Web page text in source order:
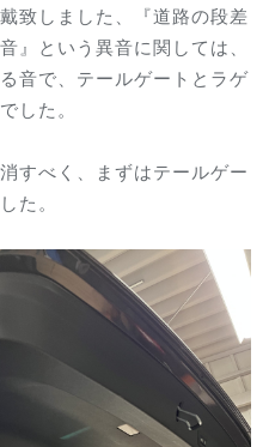
致しました、『道路の段差
』という異音に関しては、
音で、テールゲートとラゲ
した。
すべく、まずはテールゲー
た。